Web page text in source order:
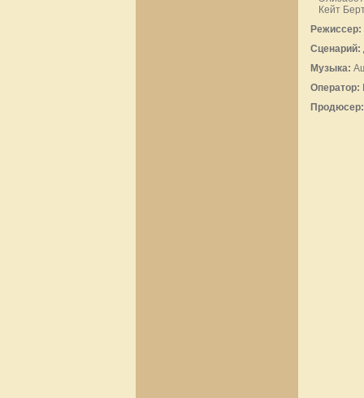
Кейт
Режиссер:
Сценарий:
Музыка:
Оператор:
Продюсер: